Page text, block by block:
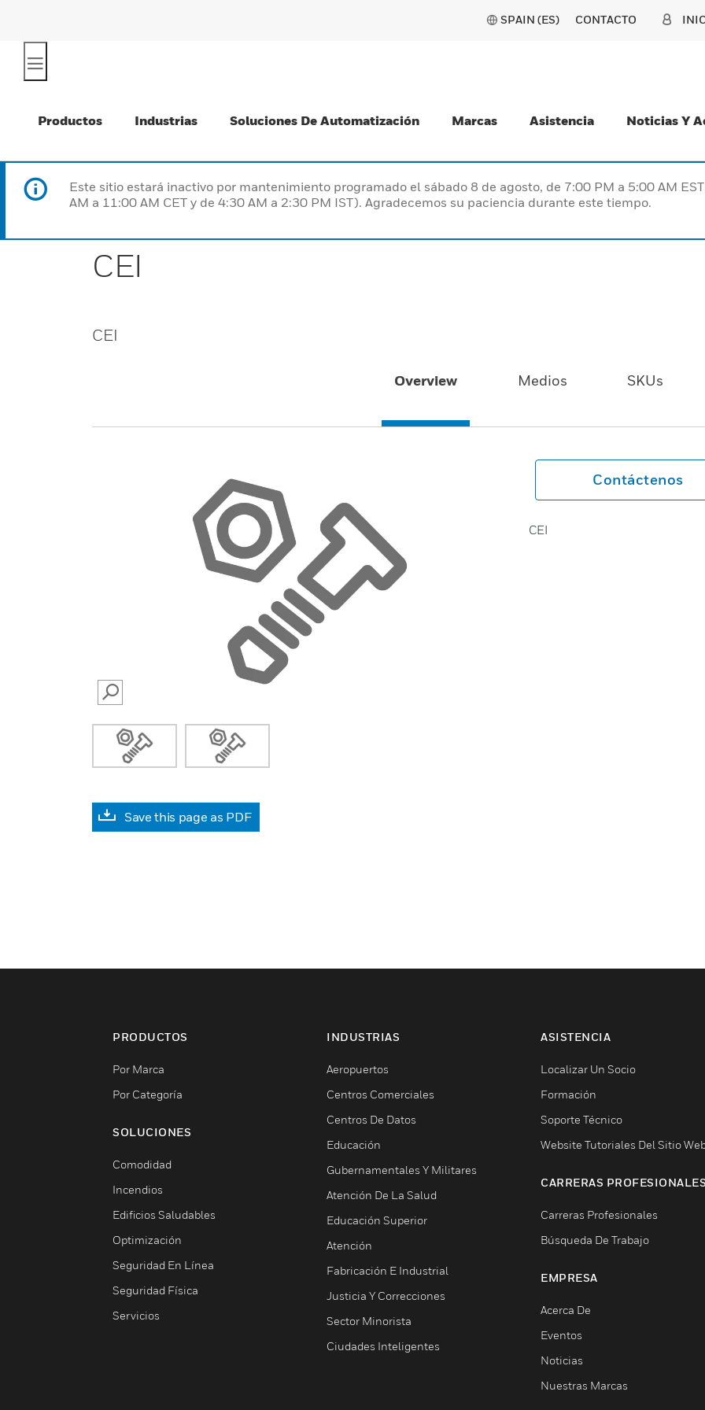
SPAIN (ES) CONTACTO
Productos Industrias Soluciones De Automatización Marcas Asistencia Noticias Y
Este sitio estará inactivo por mantenimiento programado el sábado 8 de agosto, de 7:00 PM a 5:00 AM
AM a 11:00 AM CET y de 4:30 AM a 2:30 PM IST). Agradecemos su paciencia durante este tiempo.
CEI
CEI
Overview Medios SKUs
SEARCH
Save this page as PDF
Contáctenos
CEI
PRODUCTOS
Por Marca
Por Categoría
SOLUCIONES
Comodidad
Incendios
Edificios Saludables
Optimización
Seguridad En Línea
Seguridad Física
Servicios
INDUSTRIAS
Aeropuertos
Centros Comerciales
Centros De Datos
Educación
Gubernamentales Y Militares
Atención De La Salud
Educación Superior
Atención
Fabricación E Industrial
Justicia Y Correcciones
Sector Minorista
Ciudades Inteligentes
ASISTENCIA
Localizar Un Socio
Formación
Soporte Técnico
Website Tutoriales Del Sitio
CARRERAS PROFESIONALES
Carreras Profesionales
Búsqueda De Trabajo
EMPRESA
Acerca De
Eventos
Noticias
Nuestras Marcas